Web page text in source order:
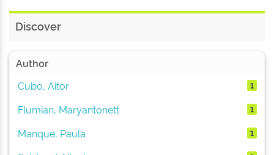
Discover
Author
Cubo, Aitor
1
Flumian, Maryantonett 1
Manque, Paula 1